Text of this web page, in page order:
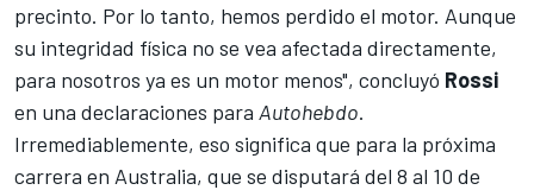
precinto. Por lo tanto, hemos perdido el motor. Aunque
su integridad física no se vea afectada directamente,
para nosotros ya es un motor menos", concluyó Rossi
en una declaraciones para Autohebdo.
Irremediablemente, eso significa que para la próxima
carrera en Australia, que se disputará del 8 al 10 de